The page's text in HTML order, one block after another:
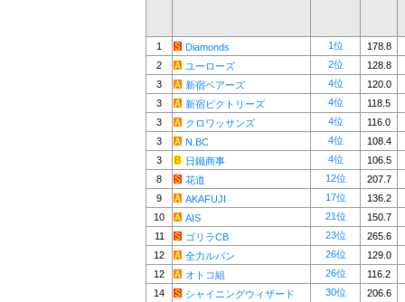
1 Diamonds 1位
178.8
2
ユーローズ 2位
128.8
3
新宿ベアーズ 4位
120.0
3
新宿ビクトリーズ 4位
118.5
3
クロワッサンズ 4位
116.0
3
N.BC 4位
108.4
3
日鐵商事 4位
106.5
8
花道 12位
207.7
9
AKAFUJI 17位
136.2
10
AIS 21位
150.7
11
ゴリラCB 23位
265.6
12
全力ルパン 26位
129.0
12
オトコ組 26位
116.2
14
シャイニングウィザード 30位
206.6